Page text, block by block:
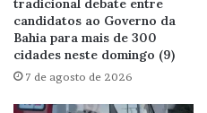
tradicional debate entre
candidatos ao Governo da
Bahia para mais de 300
cidades neste domingo (9)
7 de agosto de 2026